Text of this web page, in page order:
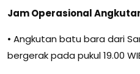
Jam Operasional
• Angkutan batu bara dari
bergerak pada pukul 19.00